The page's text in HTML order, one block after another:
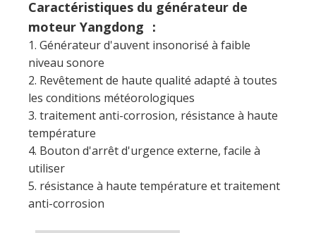
Caractéristiques du générateur de
moteur Yangdong ：
1. Générateur d'auvent insonorisé à faible
niveau sonore
2. Revêtement de haute qualité adapté à toutes
les conditions météorologiques
3. traitement anti-corrosion, résistance à haute
température
4. Bouton d'arrêt d'urgence externe, facile à
utiliser
5. résistance à haute température et traitement
anti-corrosion